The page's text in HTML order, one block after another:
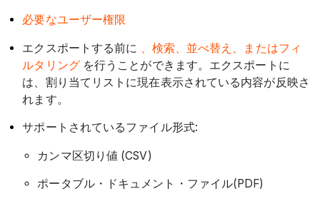
必要なユーザー権限
エクスポートする前に 、検索、並べ替え、またはフィ
ルタリングを行うことができます。エクスポートに
は、割り当てリストに現在表示されている内容が反映さ
れます。
サポートされているファイル形式:
カンマ区切り値 (CSV)
ポータブル・ドキュメント・ファイル(PDF)